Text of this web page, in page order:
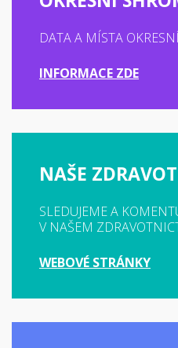
DATA A MÍSTA
INFORMACE ZDE
NAŠE
SLEDUJEME A
V NAŠEM
WEBOVÉ STRÁNKY